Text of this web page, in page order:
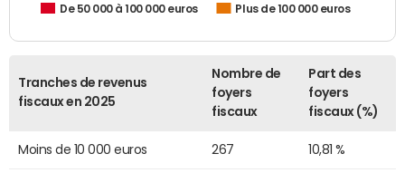
De 50 000 à 100 000 euros
Plus de 100 000 euros
Tranches de revenus
fiscaux en 2025
Nombre de
foyers
fiscaux
Part des
foyers
fiscaux (%)
Moins de 10 000 euros 267 10,81 %